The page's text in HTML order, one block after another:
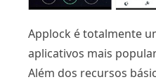
Applock é totalmente
aplicativos mais
Além dos recursos